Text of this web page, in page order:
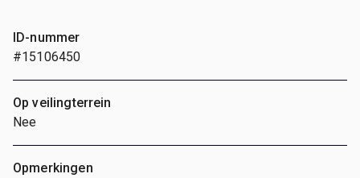
ID-nummer
#15106450
Op veilingterrein
Nee
Opmerkingen